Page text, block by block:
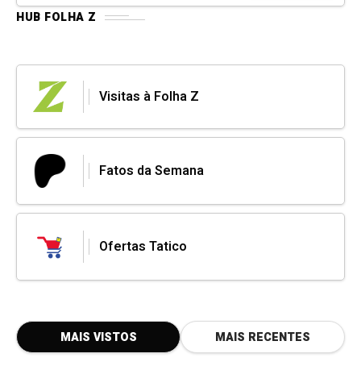
HUB FOLHA Z
Visitas à Folha Z
Fatos da Semana
Ofertas Tatico
MAIS VISTOS MAIS RECENTES